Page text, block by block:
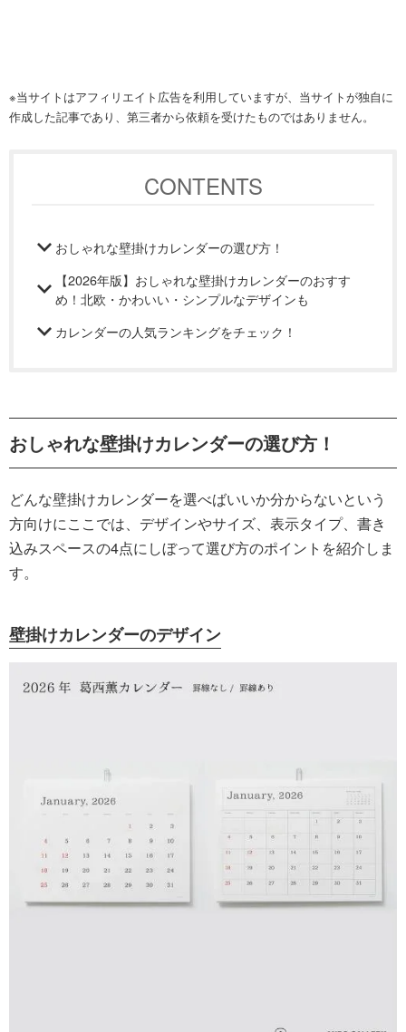
※当サイトはアフィリエイト広告を利用していますが、当サイトが独自に
作成した記事であり、第三者から依頼を受けたものではありません。
CONTENTS
おしゃれな壁掛けカレンダーの選び方！
【2026年版】おしゃれな壁掛けカレンダーのおすす
め！北欧・かわいい・シンプルなデザインも
カレンダーの人気ランキングをチェック！
おしゃれな壁掛けカレンダーの選び方！
どんな壁掛けカレンダーを選べばいいか分からないという
方向けにここでは、デザインやサイズ、表示タイプ、書き
込みスペースの4点にしぼって選び方のポイントを紹介しま
す。
壁掛けカレンダーのデザイン